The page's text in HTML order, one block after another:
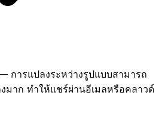
ารแปลงระหว่างรูปแบบสามารถ
มาก ทำให้แชร์ผ่านอีเมลหรือคลาวด์